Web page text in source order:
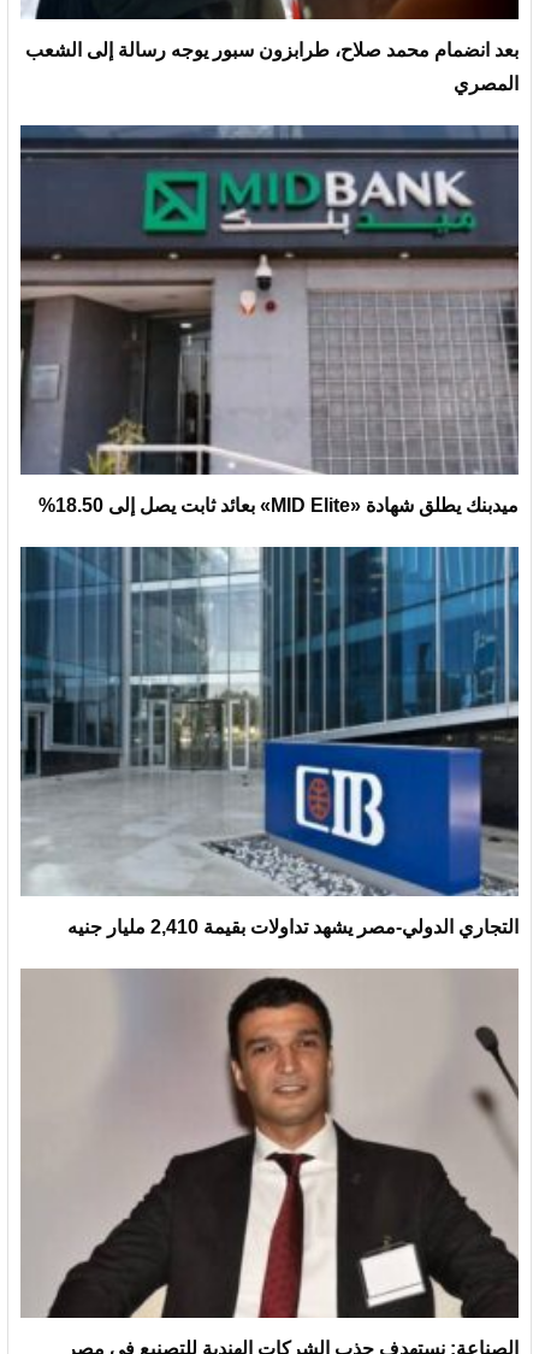
بعد انضمام محمد صلاح، طرابزون سبور يوجه رسالة إلى الشعب
المصري
ميدبنك يطلق شهادة «MID Elite» بعائد ثابت يصل إلى 18.50%
التجاري الدولي-مصر يشهد تداولات بقيمة 2,410 مليار جنيه
الصناعة: نستهدف جذب الشركات الهندية للتصنيع في مصر